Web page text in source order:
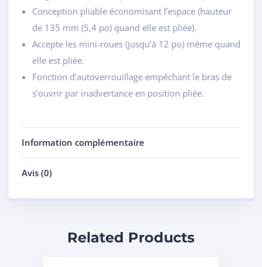
Conception pliable économisant l’espace (hauteur
de 135 mm (5,4 po) quand elle est pliée).
Accepte les mini-roues (jusqu’à 12 po) même quand
elle est pliée.
Fonction d’autoverrouillage empêchant le bras de
s’ouvrir par inadvertance en position pliée.
Information complémentaire
Avis (0)
Related Products